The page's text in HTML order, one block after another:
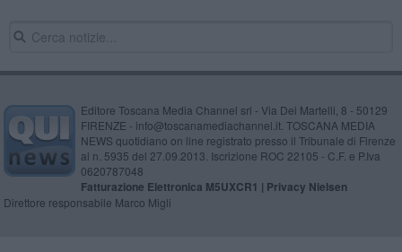
Editore Toscana Media Channel srl - Via Dei Martelli, 8 - 50129
FIRENZE - info@toscanamediachannel.it. TOSCANA MEDIA
NEWS quotidiano on line registrato presso il Tribunale di Firenze
al n. 5935 del 27.09.2013. Iscrizione ROC 22105 - C.F. e P.Iva
0620787048
Fatturazione Elettronica M5UXCR1 | Privacy Nielsen
Direttore responsabile Marco Migli